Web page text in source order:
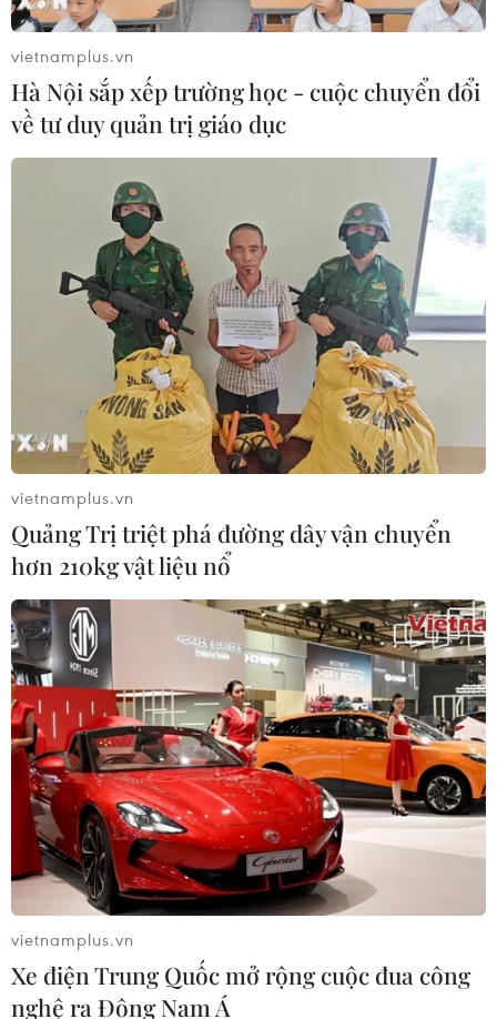
05/08/2026 05:58
Lở đất tại Ethiopia khiến ít nhất 14
người thiệt mạng
Kế hoạch đồng tiền chung Tây Phi
đối mặt thách thức
03/08/2026 23:10
Nigeria: Hơn 100 người bị bắt cóc ở
bang Zamfara
Châu Phi tận dụng lợi thế quang điện
cho ngành xe điện
03/08/2026 09:46
Động đất mạnh làm rung chuyển
nhiều khu vực tại Ai Cập
03/08/2026 03:11
90 người thiệt mạng trong khủng
hoảng di cư tại Ceuta
02/08/2026 23:08
vietnamplus.vn
Hà Nội sắp xếp trường học - cuộc chuyển đổi
về tư duy quản trị giáo dục
vietnamplus.vn
Quảng Trị triệt phá đường dây vận chuyển
hơn 210kg vật liệu nổ
vietnamplus.vn
Xe điện Trung Quốc mở rộng cuộc đua công
nghệ ra Đông Nam Á